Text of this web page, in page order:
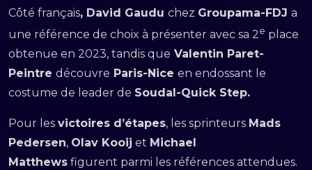
Côté français, David Gaudu chez Groupama-FDJ a
une référence de choix à présenter avec sa 2e place
obtenue en 2023, tandis que Valentin Paret-
Peintre découvre Paris-Nice en endossant le
costume de leader de Soudal-Quick Step.
Pour les victoires d’étapes, les sprinteurs Mads
Pedersen, Olav Kooij et Michael
Matthews figurent parmi les références attendues.